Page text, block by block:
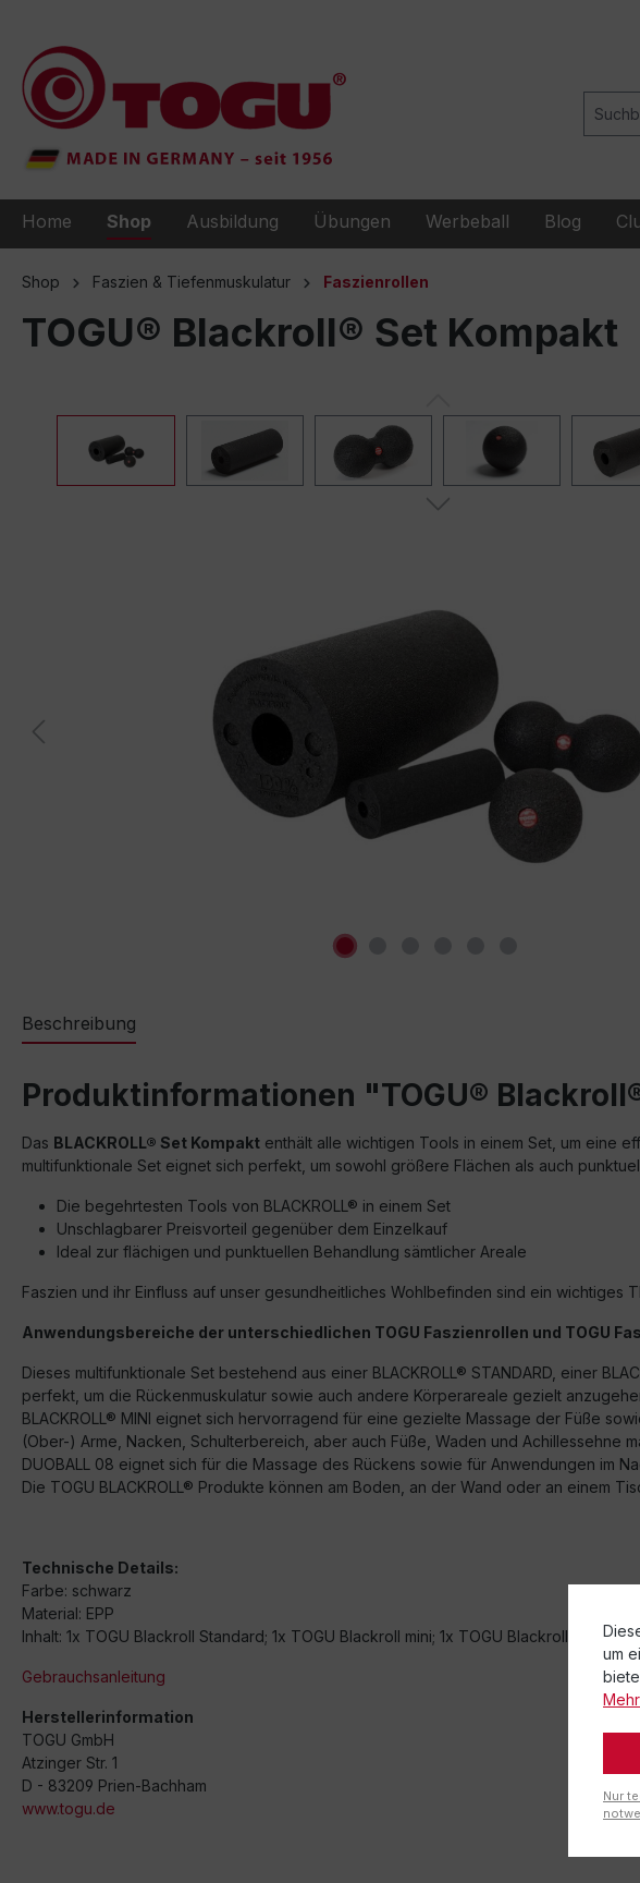
Home Shop Ausbildung Übungen Werbeball Blog
Shop Faszien & Tiefenmuskulatur Faszienrollen
TOGU® Blackroll® Set Kompakt
Beschreibung
Produktinformationen "TOGU®
Das BLACKROLL® Set Kompakt enthält alle wichtigen Tools in einem Set, um eine
multifunktionale Set eignet sich perfekt, um sowohl größere Flächen als auch
Die begehrtesten Tools von BLACKROLL® in einem Set
Unschlagbarer Preisvorteil gegenüber dem Einzelkauf
Ideal zur flächigen und punktuellen Behandlung sämtlicher Areale
Faszien und ihr Einfluss auf unser gesundheitliches Wohlbefinden sind ein wichtiges
Anwendungsbereiche der unterschiedlichen TOGU Faszienrollen und TOGU
Dieses multifunktionale Set bestehend aus einer BLACKROLL® STANDARD, einer
perfekt, um die Rückenmuskulatur sowie auch andere Körperareale gezielt
BLACKROLL® MINI eignet sich hervorragend für eine gezielte Massage der Füße
(Ober-) Arme, Nacken, Schulterbereich, aber auch Füße, Waden und Achillessehne
DUOBALL 08 eignet sich für die Massage des Rückens sowie für Anwendungen im
Die TOGU BLACKROLL® Produkte können am Boden, an der Wand oder an einem
Technische Details:
Farbe: schwarz
Material: EPP
Inhalt: 1x TOGU Blackroll Standard; 1x TOGU Blackroll mini; 1x TOGU Blackroll Ball
Gebrauchsanleitung
Herstellerinformation
TOGU GmbH
Atzinger Str. 1
D - 83209 Prien-Bachham
www.togu.de
um
Nur